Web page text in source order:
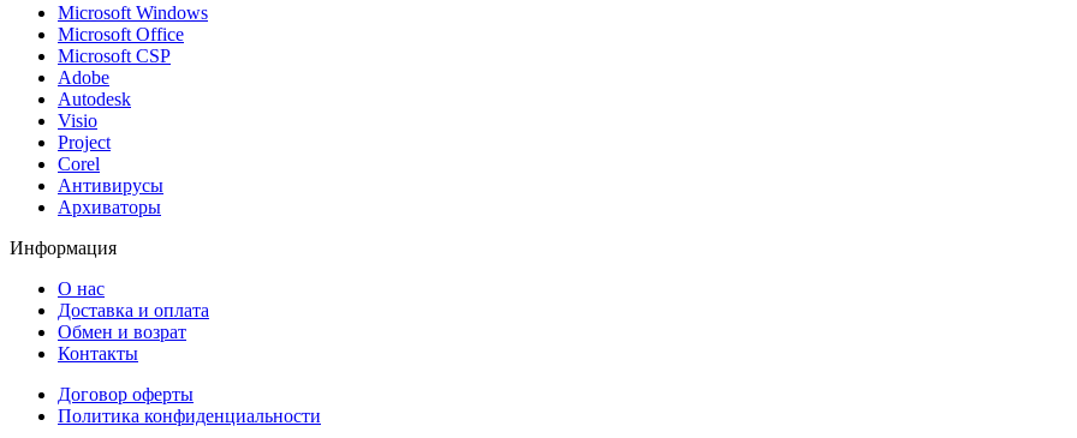
Microsoft Windows
Microsoft Office
Microsoft CSP
Adobe
Autodesk
Visio
Project
Corel
Антивирусы
Архиваторы
Информация
О нас
Доставка и оплата
Обмен и ​возрат
Контакты
Договор оферты
Политика конфиденциальности